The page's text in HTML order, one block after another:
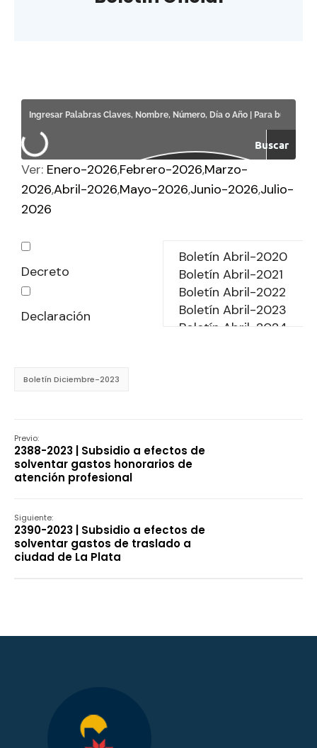
Buscar
Ver: Enero-2026 Febrero-2026 Marzo-
2026Abril-2026 Mayo-2026 Junio-2026 Julio-
2026
Decreto
Declaración
Boletín Diciembre-2023
Previo:
2388-2023 | Subsidio a efectos de
solventar gastos honorarios de
atención profesional
Siguiente:
2390-2023 | Subsidio a efectos de
solventar gastos de traslado a
ciudad de La Plata